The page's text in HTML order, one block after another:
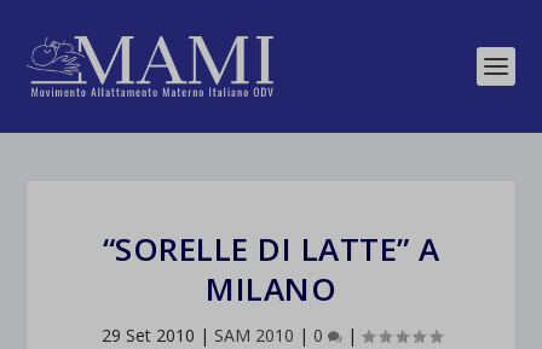
“SORELLE DI LATTE” A
MILANO
29 Set 2010 | SAM 2010 | 0 |